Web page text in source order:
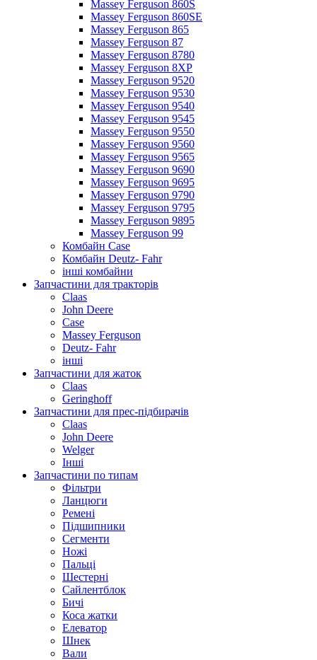
Massey Ferguson 860S
Massey Ferguson 860SE
Massey Ferguson 865
Massey Ferguson 87
Massey Ferguson 8780
Massey Ferguson 8XP
Massey Ferguson 9520
Massey Ferguson 9530
Massey Ferguson 9540
Massey Ferguson 9545
Massey Ferguson 9550
Massey Ferguson 9560
Massey Ferguson 9565
Massey Ferguson 9690
Massey Ferguson 9695
Massey Ferguson 9790
Massey Ferguson 9795
Massey Ferguson 9895
Massey Ferguson 99
Комбайн Case
Комбайн Deutz- Fahr
інші комбайни
Запчастини для тракторів
Claas
John Deere
Case
Massey Ferguson
Deutz- Fahr
інші
Запчастини для жаток
Claas
Geringhoff
Запчастини для прес-підбирачів
Claas
John Deere
Welger
Інші
Запчастини по типам
Фільтри
Ланцюги
Ремені
Підшипники
Сегменти
Ножі
Пальці
Шестерні
Сайлентблок
Бичі
Коса жатки
Елеватор
Шнек
Вали